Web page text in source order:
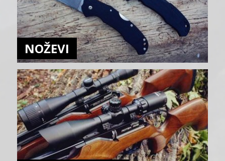
NOŽEVI